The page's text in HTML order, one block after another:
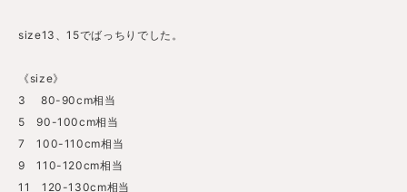
size13、15でばっちりでした。
《size》
3 80-90cm相当
5 90-100cm相当
7 100-110cm相当
9 110-120cm相当
11 120-130cm相当